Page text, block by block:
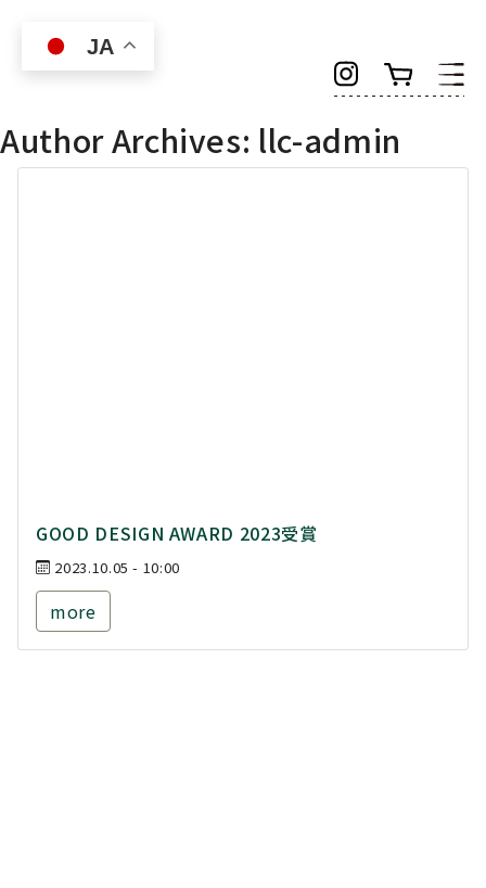
Author Archives: llc-admin
GOOD DESIGN AWARD 2023受賞
2023.10.05 - 10:00
more
JA